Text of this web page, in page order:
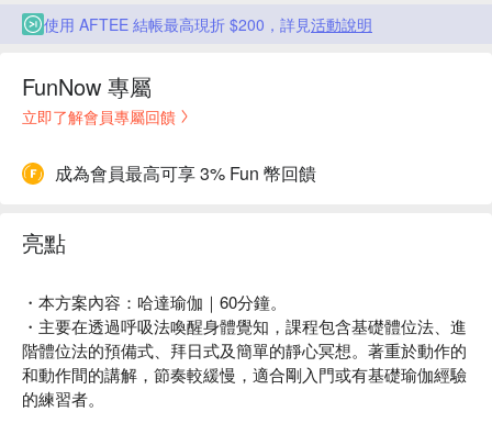
使用 AFTEE 結帳最高現折 $200，詳見活動說明
FunNow 專屬
立即了解會員專屬回饋
成為會員最高可享 3% Fun 幣回饋
亮點
・本方案內容：哈達瑜伽｜60分鐘。
・主要在透過呼吸法喚醒身體覺知，課程包含基礎體位法、進
階體位法的預備式、拜日式及簡單的靜心冥想。著重於動作的
和動作間的講解，節奏較緩慢，適合剛入門或有基礎瑜伽經驗
的練習者。